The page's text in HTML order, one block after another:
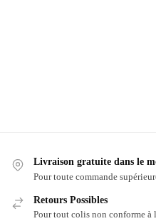
Livraison gratuite dans le
Pour toute commande
Retours Possibles
Pour tout colis non conforme à